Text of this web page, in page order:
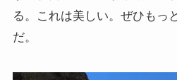
る。これは美しい。ぜひもっ
だ。